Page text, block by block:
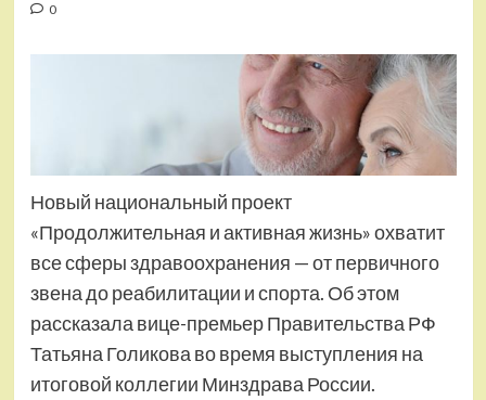
0
Новый национальный проект
«Продолжительная и активная жизнь» охватит
все сферы здравоохранения — от первичного
звена до реабилитации и спорта. Об этом
рассказала вице-премьер Правительства РФ
Татьяна Голикова во время выступления на
итоговой коллегии Минздрава России.